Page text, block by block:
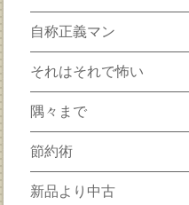
自称正義マン
それはそれで怖い
隅々まで
節約術
新品より中古